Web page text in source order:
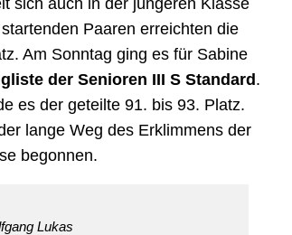
Paaren erreichten die
Am Sonntag ging es für Sabine
der Senioren III S Standard.
es der geteilte 91. bis 93. Platz.
lange Weg des Erklimmens der
begonnen.
Lukas